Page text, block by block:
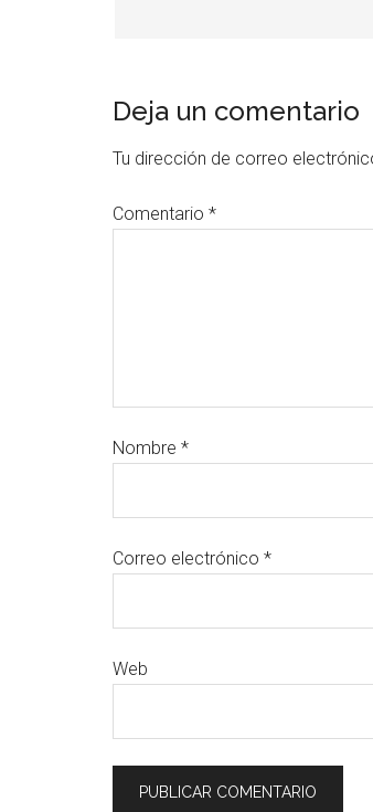
Deja un comentario
Tu dirección de correo
Comentario *
Nombre *
Correo electrónico *
Web